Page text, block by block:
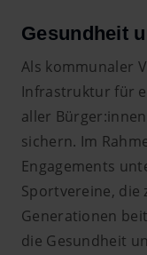
Gesundheit
Als kommunaler
Infrastruktur für
aller
sichern. Im
Engagements
Sportvereine, die
Generationen
die Gesundheit